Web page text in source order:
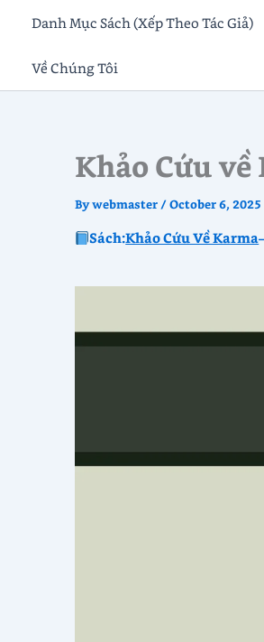
Skip
content
Danh Mục Sách (Xếp Theo Tác Giả)
Về Chúng Tôi
Khảo Cứu về
Bywebmaster /October 6, 2025
Sách:Khảo Cứu Về Karma